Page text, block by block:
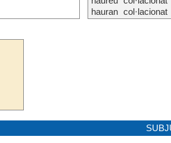
hauran col·lacionat